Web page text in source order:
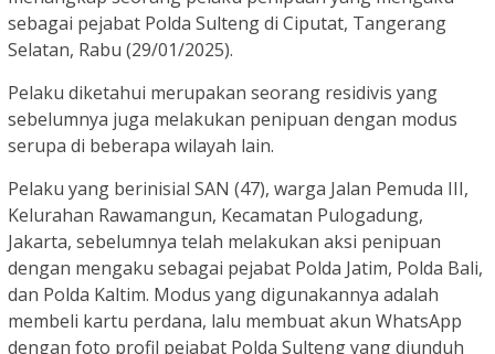
sebagai pejabat Polda Sulteng di Ciputat, Tangerang
Selatan, Rabu (29/01/2025).
Pelaku diketahui merupakan seorang residivis yang
sebelumnya juga melakukan penipuan dengan modus
serupa di beberapa wilayah lain.
Pelaku yang berinisial SAN (47), warga Jalan Pemuda III,
Kelurahan Rawamangun, Kecamatan Pulogadung,
Jakarta, sebelumnya telah melakukan aksi penipuan
dengan mengaku sebagai pejabat Polda Jatim, Polda Bali,
dan Polda Kaltim. Modus yang digunakannya adalah
membeli kartu perdana, lalu membuat akun WhatsApp
dengan foto profil pejabat Polda Sulteng yang diunduh